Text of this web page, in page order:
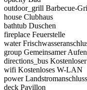
outdoor_grill Barbecue-
house Clubhaus
bathtub Duschen
fireplace Feuerstelle
water
group Gemeinsamer
directions_bus
wifi Kostenloses W-LAN
power Landstromanschluss
deck Pavillon